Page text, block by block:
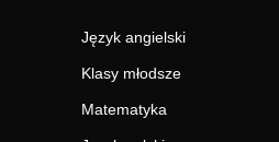
Język angielski
Klasy młodsze
Matematyka